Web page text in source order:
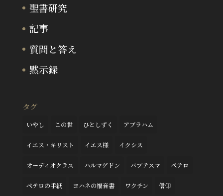
聖書研究
記事
質問と答え
黙示録
タグ
いやし この世 ひとしずく アブラハム
イエス・キリスト イエス様 イクシス
オーディオクラス ハルマゲドン バプテスマ ペテロ
ペテロの手紙 ヨハネの福音書 ワクチン 信仰